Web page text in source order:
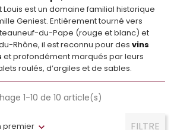
Louis est un domaine familial historique
Geniest. Entièrement tourné vers
du-Pape (rouge et blanc) et
Rhône, il est reconnu pour des vins
et profondément marqués par leurs
roulés, d’argiles et de sables.
premier FILTRE
1-10 de 10 article(s)